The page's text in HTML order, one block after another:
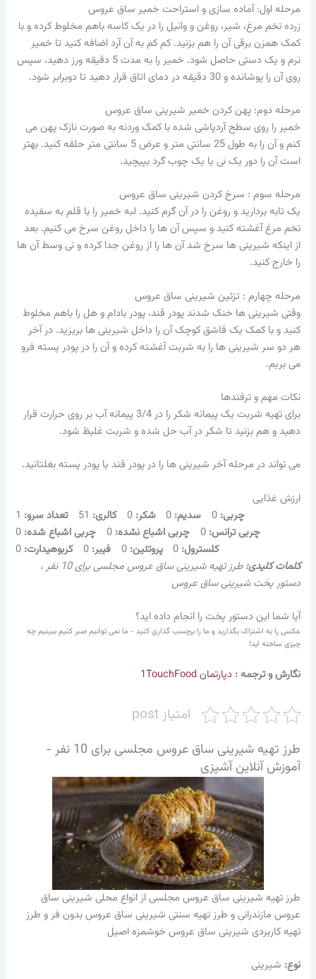
مرحله اول: آماده سازی و استراحت خمیر ساق عروس
زرده تخم مرغ، شیر، روغن و وانیل را در یک کاسه باهم مخلوط کرده و با
کمک همزن برقی آن را هم بزنید. کم کم به آن آرد اضافه کنید تا خمیر
نرم و یک دستی حاصل شود. خمیر را به مدت 5 دقیقه ورز دهید، سپس
روی آن را پوشانده و 30 دقیقه در دمای اتاق قرار دهید تا دوبرابر شود.
مرحله دوم: پهن کردن خمیر شیرینی ساق عروس
خمیر را روی سطح آردپاشی شده با کمک وردنه به صورت نازک پهن می
کنم و آن را به طول 25 سانتی متر و عرض 5 سانتی متر حلقه کنید. بهتر
است آن را دور یک نی یا یک چوب گرد بپیچید.
مرحله سوم : سرخ کردن شیرینی ساق عروس
یک تابه بردارید و روغن را در آن گرم کنید. لبه خمیر را با قلم به سفیده
تخم مرغ آغشته کنید و سپس آن ها را داخل روغن سرخ می کنیم. بعد
از اینکه شیرینی ها سرخ شد آن ها را از روغن جدا کرده و نی وسط آن ها
را خارج کنید.
مرحله چهارم : تزئین شیرینی ساق عروس
وقتی شیرینی ها خنک شدند پودر قند، پودر بادام و هل را باهم مخلوط
کنید و با کمک یک قاشق کوچک آن را داخل شیرینی ها بریزید. در آخر
هر دو سر شیرینی ها را به شربت آغشته کرده و آن را در پودر پسته فرو
می بریم.
نکات مهم و ترفندها
برای تهیه شربت یک پیمانه شکر را در 3/4 پیمانه آب بر روی حرارت قرار
دهید و هم بزنید تا شکر در آب حل شده و شربت غلیظ شود.
می تواند در مرحله آخر شیرینی ها را در پودر قند یا پودر پسته بغلتانید.
ارزش غذایی
تعداد سرو: 1 کالری: 51 شکر: 0 سدیم: 0 چربی: 0
چربی اشباع شده: 0 چربی اشباع نشده: 0 چربی ترانس: 0
کربوهیدارت: 0 فیبر: 0 پروتئین: 0 کلسترول: 0
کلمات کلیدی:
طرز تهیه شیرینی ساق عروس مجلسی برای 10 نفر ،
دستور پخت شیرینی ساق عروس
آیا شما این دستور پخت را انجام داده اید؟
عکسی را به اشتراک بگذارید و ما را برچسب گذاری کنید - ما نمی توانیم صبر کنیم ببینیم چه
چیزی ساخته اید!
نگارش و ترجمه :دپارتمان 1TouchFood
امتیاز post
طرز تهیه شیرینی ساق عروس مجلسی برای 10 نفر -
آموزش آنلاین آشپزی
طرز تهیه شیرینی ساق عروس مجلسی از انواع محلی شیرینی ساق
عروس مازندرانی و طرز تهیه سنتی شیرینی ساق عروس بدون فر و طرز
تهیه کاربردی شیرینی ساق عروس خوشمزه اصیل
نوع: شیرینی